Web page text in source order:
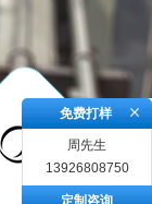
免费打样
周先生
13926808750
定制咨询